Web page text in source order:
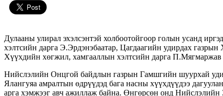
Дулааны улирал эхэлсэнтэй холбоотойгоор голын усанд
хэлтсийн дарга Э.Эрдэнэбаатар, Цагдаагийн удирдах
Хүүхдийн хөгжил, хамгааллын хэлтсийн дарга П.Мягмаржав
Нийслэлийн Онцгой байдлын газрын Гамшгийн шуурхай
Ялангуяа амралтын өдрүүдэд бага насны хүүхдүүдээ
арга хэмжээг авч ажиллаж байна. Өнгөрсөн онд Нийслэлийн